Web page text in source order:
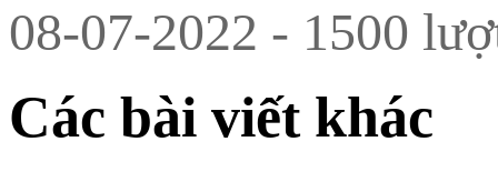
08-07-2022 - 1500
Các bài viết khác